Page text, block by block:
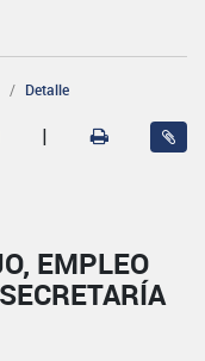
Detalle
|
EMPLEO